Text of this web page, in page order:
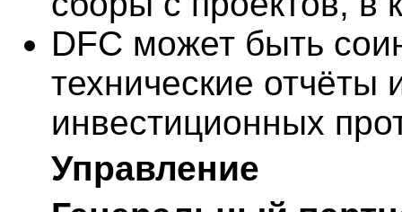
DFC может быть
технические отчёты
инвестиционных
Управление